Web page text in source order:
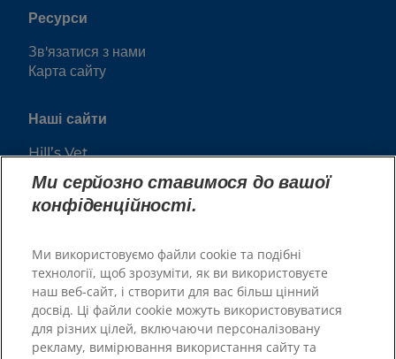
Ресурси
Зв'язатися з нами
Карта сайту
Наші сайти
Hill’s Vet
Кар'єра
Ми серйозно ставимося до вашої
конфіденційності.
Ми використовуємо файли cookie та подібні
технології, щоб зрозуміти, як ви використовуєте
наш веб-сайт, і створити для вас більш цінний
досвід. Ці файли cookie можуть використовуватися
для різних цілей, включаючи персоналізовану
рекламу, вимірювання використання сайту та